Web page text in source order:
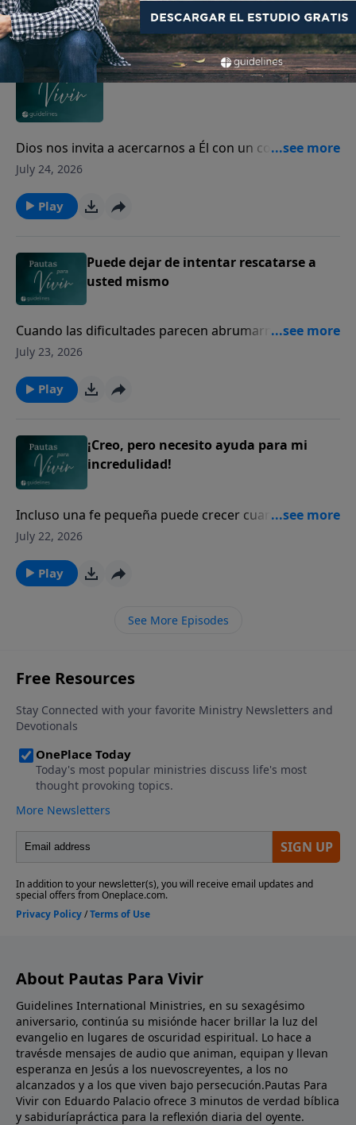
Play
Aprenda a Derramar su Corazón
Dios nos invita a acercarnos a Él con un corazón
sincero, incluso en nuestros momentos de mayor
July 24, 2026
Play
Puede dejar de intentar rescatarse a
usted mismo
Cuando las dificultades parecen abrumarnos, Dios
sigue siendo nuestro refugio seguro y nuestra
July 23, 2026
Play
¡Creo, pero necesito ayuda para mi
incredulidad!
Incluso una fe pequeña puede crecer cuando
confiamos en el Dios que escucha nuestras
July 22, 2026
Play
See More Episodes
About Pautas Para Vivir
Guidelines International Ministries, en su sexagésimo
aniversario, continúa su misiónde hacer brillar la luz del
evangelio en lugares de oscuridad espiritual. Lo hace a
travésde mensajes de audio que animan, equipan y llevan
esperanza en Jesús a los nuevoscreyentes, a los no
alcanzados y a los que viven bajo persecución.Pautas Para
Vivir con Eduardo Palacio ofrece 3 minutos de verdad bíblica
y sabiduríapráctica para la reflexión diaria del oyente.